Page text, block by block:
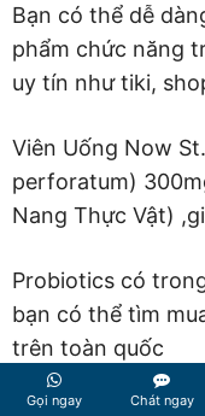
Bạn có thể dễ
phẩm chức năng
uy tín như tiki,
Viên Uống Now
perforatum)
Nang Thực Vật)
Probiotics có
bạn có thể tìm
trên toàn quốc
Gọi ngay Chát ngay